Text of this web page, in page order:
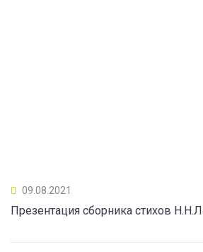
09.08.2021
Презентация сборника стихов